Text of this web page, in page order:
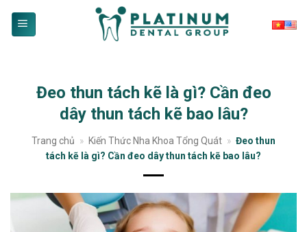
Đeo thun tách kẽ là gì? Cần đeo
dây thun tách kẽ bao lâu?
Trang chủ » Kiến Thức Nha Khoa Tổng Quát » Đeo thun
tách kẽ là gì? Cần đeo dây thun tách kẽ bao lâu?